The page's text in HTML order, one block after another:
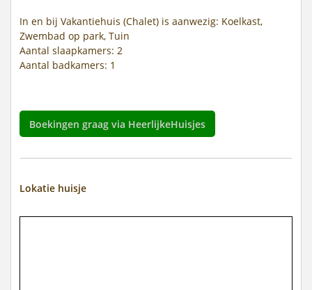
In en bij Vakantiehuis (Chalet) is aanwezig: Koelkast,
Zwembad op park, Tuin
Aantal slaapkamers: 2
Aantal badkamers: 1
Boekingen graag via HeerlijkeHuisjes
Lokatie huisje